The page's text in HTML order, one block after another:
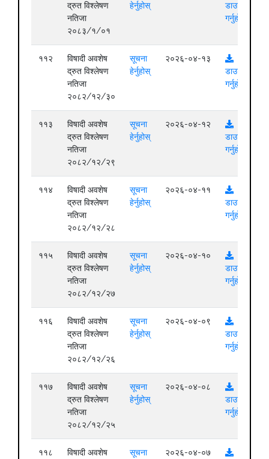
द्रुत विश्लेषण
नतिजा
२०८३/१/०१
हेर्नुहोस्
डाउनलोड
गर्नुहोस्
११२
विषादी अवशेष
द्रुत विश्लेषण
नतिजा
२०८२/१२/३०
सूचना
हेर्नुहोस्
२०२६-०४-१३
डाउनलोड
गर्नुहोस्
११३
विषादी अवशेष
द्रुत विश्लेषण
नतिजा
२०८२/१२/२९
सूचना
हेर्नुहोस्
२०२६-०४-१२
डाउनलोड
गर्नुहोस्
११४
विषादी अवशेष
द्रुत विश्लेषण
नतिजा
२०८२/१२/२८
सूचना
हेर्नुहोस्
२०२६-०४-११
डाउनलोड
गर्नुहोस्
११५
विषादी अवशेष
द्रुत विश्लेषण
नतिजा
२०८२/१२/२७
सूचना
हेर्नुहोस्
२०२६-०४-१०
डाउनलोड
गर्नुहोस्
११६
विषादी अवशेष
द्रुत विश्लेषण
नतिजा
२०८२/१२/२६
सूचना
हेर्नुहोस्
२०२६-०४-०९
डाउनलोड
गर्नुहोस्
११७
विषादी अवशेष
द्रुत विश्लेषण
नतिजा
२०८२/१२/२५
सूचना
हेर्नुहोस्
२०२६-०४-०८
डाउनलोड
गर्नुहोस्
११८
विषादी अवशेष
सूचना
२०२६-०४-०७